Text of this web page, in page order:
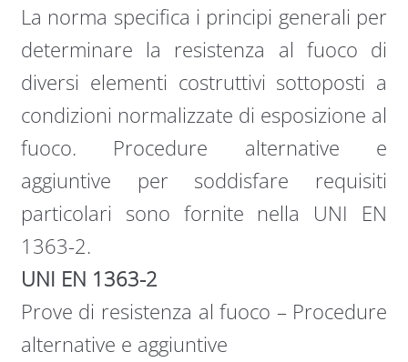
La norma specifica i principi generali per
determinare la resistenza al fuoco di
diversi elementi costruttivi sottoposti a
condizioni normalizzate di esposizione al
fuoco. Procedure alternative e
aggiuntive per soddisfare requisiti
particolari sono fornite nella UNI EN
1363-2.
UNI EN 1363-2
Prove di resistenza al fuoco – Procedure
alternative e aggiuntive